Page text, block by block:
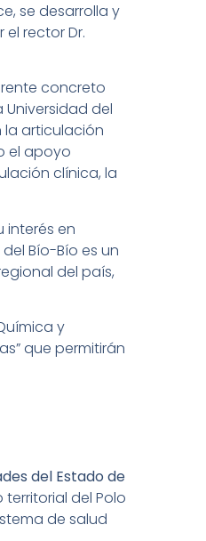
se desarrolla y
rector Dr.
concreto
Universidad del
la articulación
el apoyo
clínica, la
interés en
Bío-Bío es un
del país,
y
que permitirán
del Estado de
del Polo
de salud